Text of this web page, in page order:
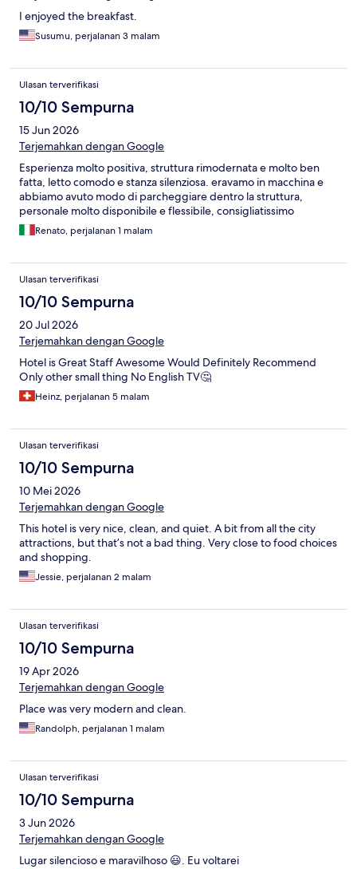
I enjoyed the breakfast.
Susumu, perjalanan 3 malam
Ulasan terverifikasi
10/10 Sempurna
15 Jun 2026
Terjemahkan dengan Google
Esperienza molto positiva, struttura rimodernata e molto ben
fatta, letto comodo e stanza silenziosa. eravamo in macchina e
abbiamo avuto modo di parcheggiare dentro la struttura,
personale molto disponibile e flessibile, consigliatissimo
Renato, perjalanan 1 malam
Ulasan terverifikasi
10/10 Sempurna
20 Jul 2026
Terjemahkan dengan Google
Hotel is Great Staff Awesome Would Definitely Recommend
Only other small thing No English TV🤔
Heinz, perjalanan 5 malam
Ulasan terverifikasi
10/10 Sempurna
10 Mei 2026
Terjemahkan dengan Google
This hotel is very nice, clean, and quiet. A bit from all the city
attractions, but that’s not a bad thing. Very close to food choices
and shopping.
Jessie, perjalanan 2 malam
Ulasan terverifikasi
10/10 Sempurna
19 Apr 2026
Terjemahkan dengan Google
Place was very modern and clean.
Randolph, perjalanan 1 malam
Ulasan terverifikasi
10/10 Sempurna
3 Jun 2026
Terjemahkan dengan Google
Lugar silencioso e maravilhoso 😃. Eu voltarei